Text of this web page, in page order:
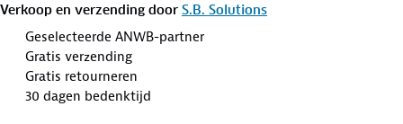
Verkoop en verzending door S.B. Solutions
Geselecteerde ANWB-partner
Gratis verzending
Gratis retourneren
30 dagen bedenktijd